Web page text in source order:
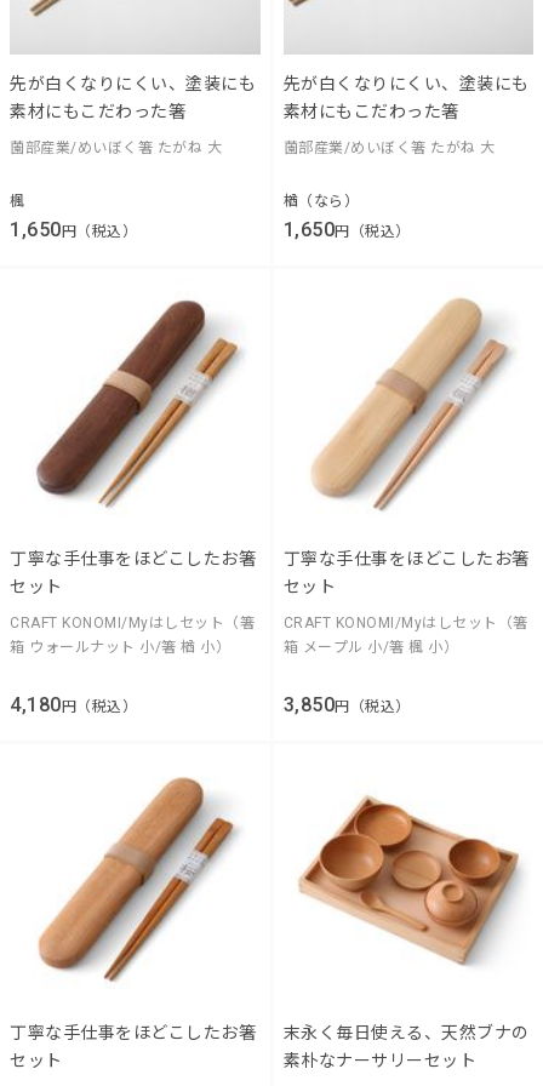
先が白くなりにくい、塗装にも
素材にもこだわった箸
薗部産業/めいぼく箸 たがね 大
楓
1,650 円（税込）
先が白くなりにくい、塗装にも
素材にもこだわった箸
薗部産業/めいぼく箸 たがね 大
楢（なら）
1,650円（税込）
丁寧な手仕事をほどこしたお箸
セット
CRAFT KONOMI/Myはしセット（箸
箱 ウォールナット 小/箸 楢 小）
4,180円（税込）
丁寧な手仕事をほどこしたお箸
セット
CRAFT KONOMI/Myはしセット（箸
箱 メープル 小/箸 楓 小）
3,850円（税込）
丁寧な手仕事をほどこしたお箸
セット
末永く毎日使える、天然ブナの
素朴なナーサリーセット